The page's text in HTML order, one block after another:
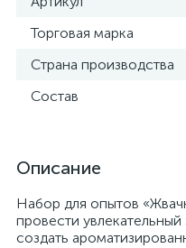
Торговая марка
Страна производства
Состав
Описание
Набор для опытов
провести
создать